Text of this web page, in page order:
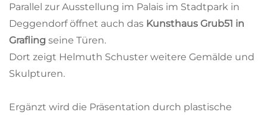
Parallel zur Ausstellung im Palais im Stadtpark in
Deggendorf öffnet auch das Kunsthaus Grub51 in
Grafling seine Türen.
Dort zeigt Helmuth Schuster weitere Gemälde und
Skulpturen.
Ergänzt wird die Präsentation durch plastische